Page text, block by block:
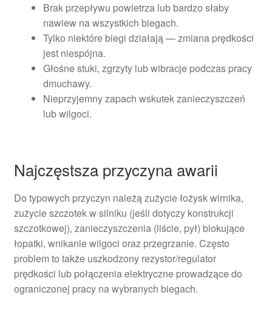
Brak przepływu powietrza lub bardzo słaby
nawiew na wszystkich biegach.
Tylko niektóre biegi działają — zmiana prędkości
jest niespójna.
Głośne stuki, zgrzyty lub wibracje podczas pracy
dmuchawy.
Nieprzyjemny zapach wskutek zanieczyszczeń
lub wilgoci.
Najczęstsza przyczyna awarii
Do typowych przyczyn należą zużycie łożysk wirnika,
zużycie szczotek w silniku (jeśli dotyczy konstrukcji
szczotkowej), zanieczyszczenia (liście, pył) blokujące
łopatki, wnikanie wilgoci oraz przegrzanie. Często
problem to także uszkodzony rezystor/regulator
prędkości lub połączenia elektryczne prowadzące do
ograniczonej pracy na wybranych biegach.